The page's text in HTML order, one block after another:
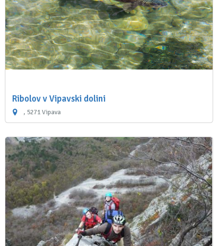
Ribolov v Vipavski dolini
, 5271 Vipava